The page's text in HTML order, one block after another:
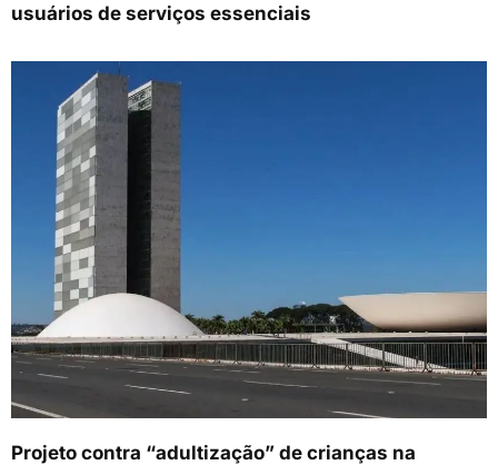
usuários de serviços essenciais
Projeto contra “adultização” de crianças na